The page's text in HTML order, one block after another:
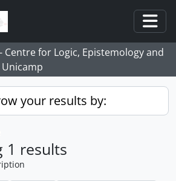
Centre for Logic, Epistemology and
your results by:
1 results